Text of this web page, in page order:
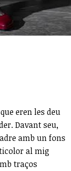
eren les deu
Davant seu,
amb un fons
al mig
traços